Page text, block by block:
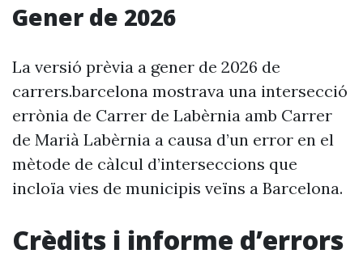
Gener de 2026
La versió prèvia a gener de 2026 de
carrers.barcelona mostrava una intersecció
errònia de Carrer de Labèrnia amb Carrer
de Marià Labèrnia a causa d’un error en el
mètode de càlcul d’interseccions que
incloïa vies de municipis veïns a Barcelona.
Crèdits i informe d’errors